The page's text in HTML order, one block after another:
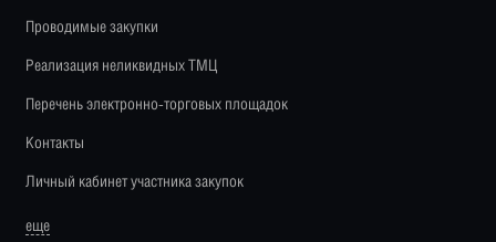
Проводимые закупки
Реализация неликвидных ТМЦ
Перечень электронно-торговых площадок
Контакты
Личный кабинет участника закупок
еще